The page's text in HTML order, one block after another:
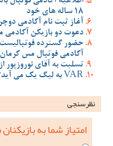
18 ساله های خود
آغاز ثبت نام آکادمی
دعوت دو بازیکن آکادمی
حضور گسترده
آکادمی فوتبال مس کرمان
تسلیت به آقای
VAR به لیگ یک می آید؟!
نظرسنجی
امتیاز شما به